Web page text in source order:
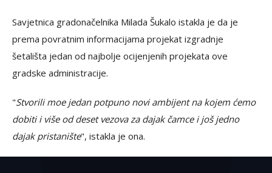
Savjetnica gradonačelnika Milada Šukalo istakla je da je
prema povratnim informacijama projekat izgradnje
šetališta jedan od najbolje ocijenjenih projekata ove
gradske administracije.
"Stvorili moe jedan potpuno novi ambijent na kojem ćemo
dobiti i više od deset vezova za dajak čamce i još jedno
dajak pristanište", istakla je ona.